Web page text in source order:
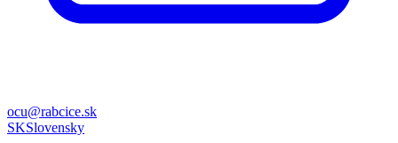
ocu@rabcice.sk
SKSlovensky